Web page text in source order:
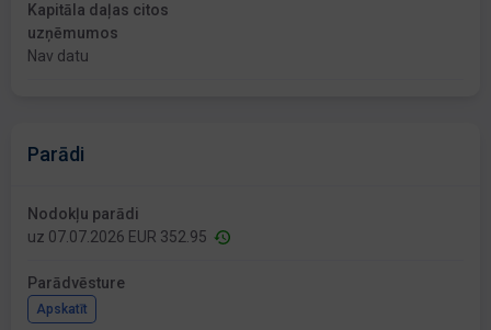
Kapitāla daļas citos
uzņēmumos
Nav datu
Parādi
Nodokļu parādi
uz 07.07.2026 EUR 352.95
Parādvēsture
Apskatīt